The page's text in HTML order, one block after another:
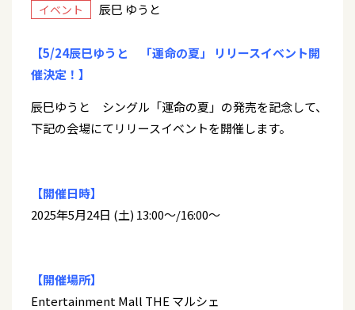
イベント 辰巳 ゆうと
【5/24辰巳ゆうと 「運命の夏」 リリースイベント開
催決定！】
辰巳ゆうと シングル「運命の夏」の発売を記念して、
下記の会場にてリリースイベントを開催します。
【開催日時】
2025年5月24日 (土) 13:00～/16:00～
【開催場所】
Entertainment Mall THE マルシェ